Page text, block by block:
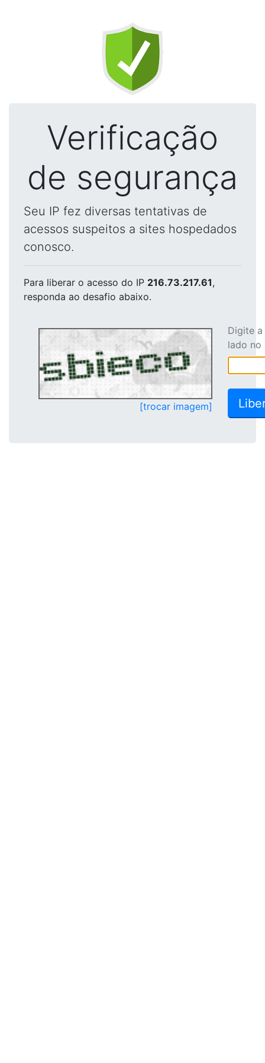
Verificação
de segurança
Seu IP fez diversas tentativas de
acessos suspeitos a sites hospedados
conosco.
Para liberar o acesso do IP 216.73.217.61,
responda ao desafio abaixo.
[trocar imagem]
Digite
lado no